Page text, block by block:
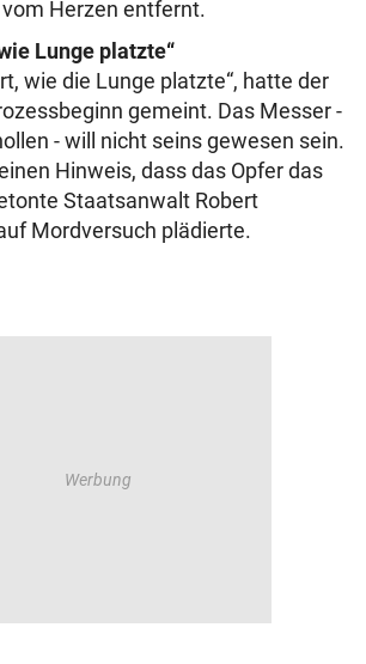
Herzen entfernt.
Lunge platzte“
wie die Lunge platzte“, hatte der
gemeint. Das Messer -
- will nicht seins gewesen sein.
Hinweis, dass das Opfer das
Staatsanwalt Robert
Mordversuch plädierte.